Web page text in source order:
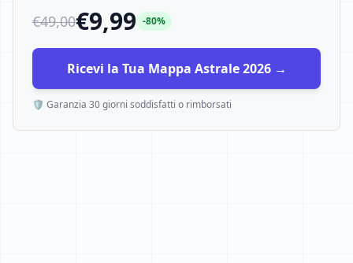
€49,00€9,99 -80%
Ricevi la Tua Mappa Astrale 2026 →
🛡️ Garanzia 30 giorni soddisfatti o rimborsati